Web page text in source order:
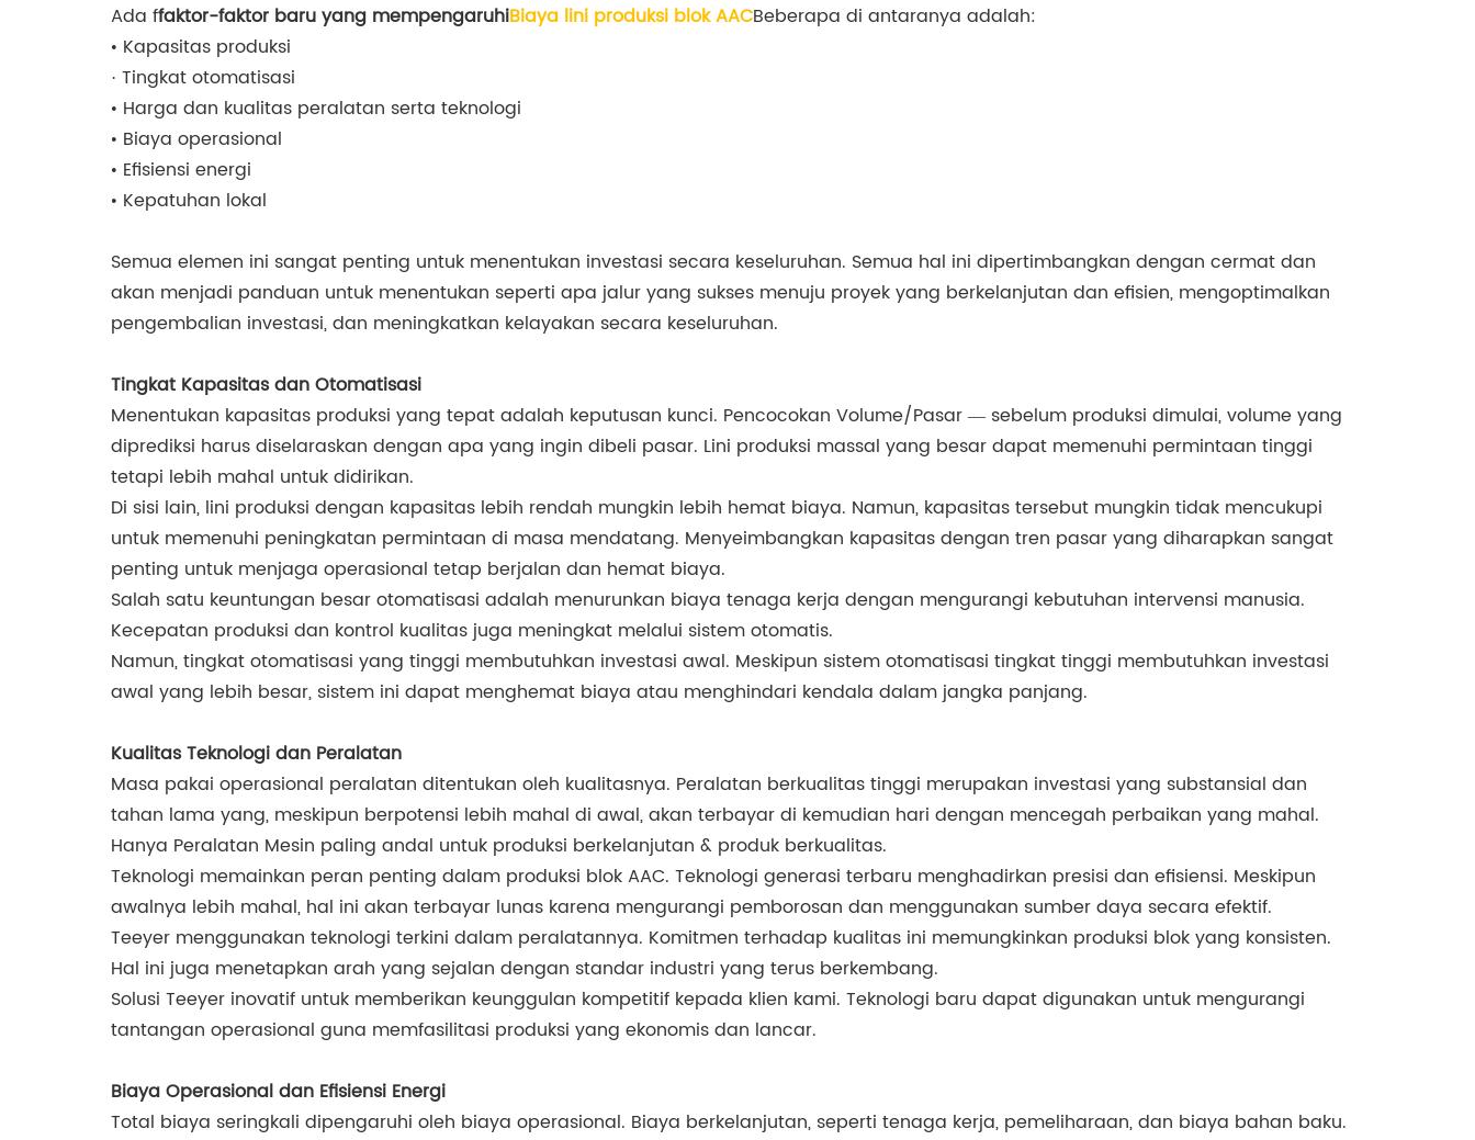
Ada ffaktor-faktor baru yang mempengaruhiBiaya lini produksi blok AACBeberapa di antaranya adalah:
• Kapasitas produksi
· Tingkat otomatisasi
• Harga dan kualitas peralatan serta teknologi
• Biaya operasional
• Efisiensi energi
• Kepatuhan lokal
Semua elemen ini sangat penting untuk menentukan investasi secara keseluruhan. Semua hal ini dipertimbangkan dengan cermat dan
akan menjadi panduan untuk menentukan seperti apa jalur yang sukses menuju proyek yang berkelanjutan dan efisien, mengoptimalkan
pengembalian investasi, dan meningkatkan kelayakan secara keseluruhan.
Tingkat Kapasitas dan Otomatisasi
Menentukan kapasitas produksi yang tepat adalah keputusan kunci. Pencocokan Volume/Pasar — ​​sebelum produksi dimulai, volume yang
diprediksi harus diselaraskan dengan apa yang ingin dibeli pasar. Lini produksi massal yang besar dapat memenuhi permintaan tinggi
tetapi lebih mahal untuk didirikan.
Di sisi lain, lini produksi dengan kapasitas lebih rendah mungkin lebih hemat biaya. Namun, kapasitas tersebut mungkin tidak mencukupi
untuk memenuhi peningkatan permintaan di masa mendatang. Menyeimbangkan kapasitas dengan tren pasar yang diharapkan sangat
penting untuk menjaga operasional tetap berjalan dan hemat biaya.
Salah satu keuntungan besar otomatisasi adalah menurunkan biaya tenaga kerja dengan mengurangi kebutuhan intervensi manusia.
Kecepatan produksi dan kontrol kualitas juga meningkat melalui sistem otomatis.
Namun, tingkat otomatisasi yang tinggi membutuhkan investasi awal. Meskipun sistem otomatisasi tingkat tinggi membutuhkan investasi
awal yang lebih besar, sistem ini dapat menghemat biaya atau menghindari kendala dalam jangka panjang.
Kualitas Teknologi dan Peralatan
Masa pakai operasional peralatan ditentukan oleh kualitasnya. Peralatan berkualitas tinggi merupakan investasi yang substansial dan
tahan lama yang, meskipun berpotensi lebih mahal di awal, akan terbayar di kemudian hari dengan mencegah perbaikan yang mahal.
Hanya Peralatan Mesin paling andal untuk produksi berkelanjutan & produk berkualitas.
Teknologi memainkan peran penting dalam produksi blok AAC. Teknologi generasi terbaru menghadirkan presisi dan efisiensi. Meskipun
awalnya lebih mahal, hal ini akan terbayar lunas karena mengurangi pemborosan dan menggunakan sumber daya secara efektif.
Teeyer menggunakan teknologi terkini dalam peralatannya. Komitmen terhadap kualitas ini memungkinkan produksi blok yang konsisten.
Hal ini juga menetapkan arah yang sejalan dengan standar industri yang terus berkembang.
Solusi Teeyer inovatif untuk memberikan keunggulan kompetitif kepada klien kami. Teknologi baru dapat digunakan untuk mengurangi
tantangan operasional guna memfasilitasi produksi yang ekonomis dan lancar.
Biaya Operasional dan Efisiensi Energi
Total biaya seringkali dipengaruhi oleh biaya operasional. Biaya berkelanjutan, seperti tenaga kerja, pemeliharaan, dan biaya bahan baku.